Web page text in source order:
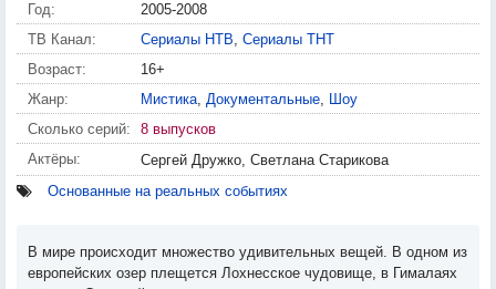
Год:
2005-2008
ТВ Канал:
Сериалы НТВ, Сериалы ТНТ
Возраст:
16+
Жанр:
Мистика, Документальные, Шоу
Сколько серий:
8 выпусков
Актёры:
Сергей Дружко, Светлана Старикова
Основанные на реальных событиях
В мире происходит множество удивительных вещей. В одном из
европейских озер плещется Лохнесское чудовище, в Гималаях